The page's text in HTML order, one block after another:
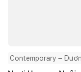
Contemporary –